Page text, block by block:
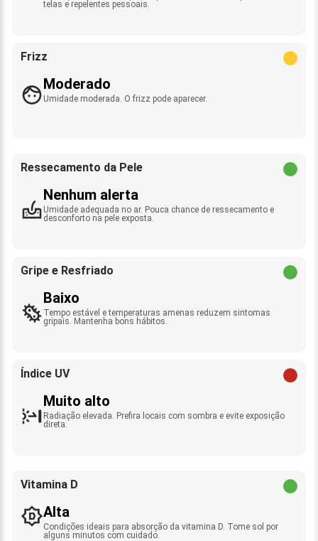
telas e repelentes pessoais.
Frizz
Moderado
Umidade moderada. O frizz pode aparecer.
Ressecamento da Pele
Nenhum alerta
Umidade adequada no ar. Pouca chance de ressecamento e
desconforto na pele exposta.
Gripe e Resfriado
Baixo
Tempo estável e temperaturas amenas reduzem sintomas
gripais. Mantenha bons hábitos.
Índice UV
Muito alto
Radiação elevada. Prefira locais com sombra e evite exposição
direta.
Vitamina D
Alta
Condições ideais para absorção da vitamina D. Tome sol por
alguns minutos com cuidado.